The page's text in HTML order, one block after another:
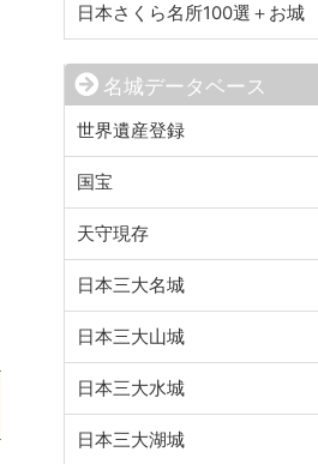
日本さくら名所100選＋お城
名城データベース
世界遺産登録
国宝
天守現存
日本三大名城
日本三大山城
日本三大水城
日本三大湖城